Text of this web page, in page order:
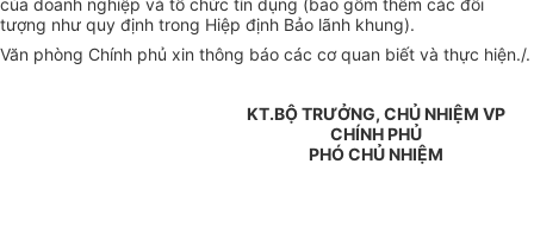
của doanh nghiệp và tổ chức tín dụng (bao gồm thêm các đối
tượng như quy định trong Hiệp định Bảo lãnh khung).
Văn phòng Chính phủ xin thông báo các cơ quan biết và thực hiện./.
KT.BỘ TRƯỞNG, CHỦ NHIỆM VP
CHÍNH PHỦ
PHÓ CHỦ NHIỆM